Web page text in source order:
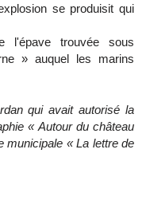
se produisit qui
trouvée sous
» auquel les marins
qui avait autorisé la
« Autour du château
municipale « La lettre de